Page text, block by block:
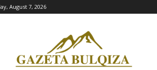
August 7, 2026
Gazeta
Bulqiza